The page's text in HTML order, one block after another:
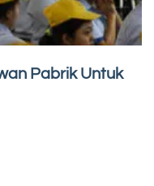
Pabrik Untuk